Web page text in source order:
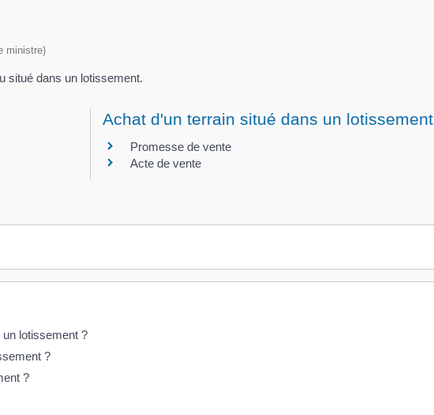
ministre)
situé dans un lotissement.
Achat d'un terrain situé dans un lotissement
Promesse de vente
Acte de vente
lotissement ?
?
?